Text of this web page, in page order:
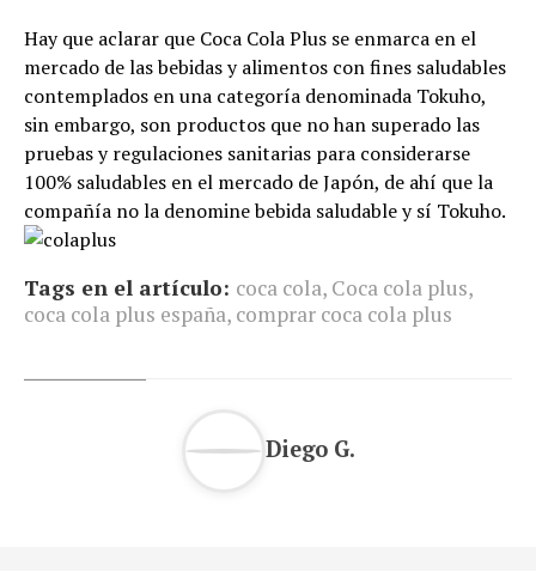
Hay que aclarar que Coca Cola Plus se enmarca en el
mercado de las bebidas y alimentos con fines saludables
contemplados en una categoría denominada Tokuho,
sin embargo, son productos que no han superado las
pruebas y regulaciones sanitarias para considerarse
100% saludables en el mercado de Japón, de ahí que la
compañía no la denomine bebida saludable y sí Tokuho.
Tags en el artículo: coca cola, Coca cola plus,
coca cola plus españa, comprar coca cola plus
Diego G.